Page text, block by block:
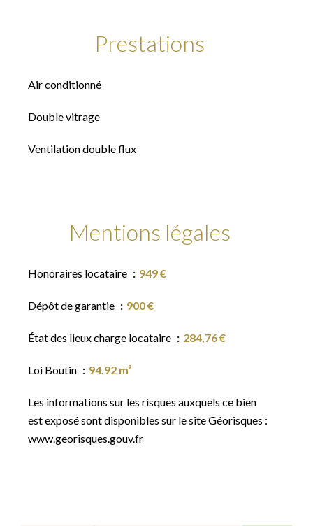
Prestations
Air conditionné
Double vitrage
Ventilation double flux
Mentions légales
Honoraires locataire 949 €
Dépôt de garantie 900 €
État des lieux charge locataire 284,76 €
Loi Boutin 94.92 m²
Les informations sur les risques auxquels ce bien
est exposé sont disponibles sur le site Géorisques :
www.georisques.gouv.fr